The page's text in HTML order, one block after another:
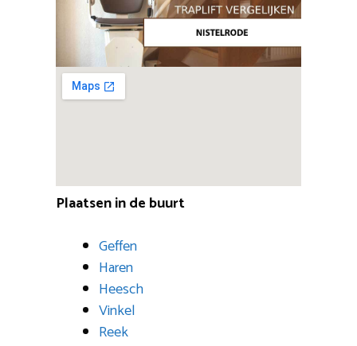
Plaatsen in de buurt
Geffen
Haren
Heesch
Vinkel
Reek